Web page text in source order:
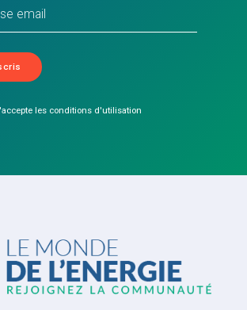
les conditions d'utilisation